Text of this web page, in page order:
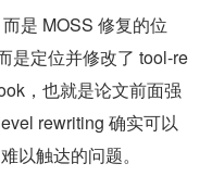
是 MOSS 修复的位
是定位并修改了 tool-re
，也就是论文前面强
rewriting 确实可以
以触达的问题。